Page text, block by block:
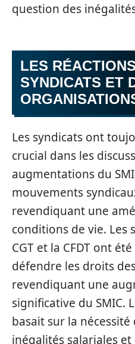
question des
LES
SYNDICATS ET
Les syndicats ont
crucial dans les
augmentations du
mouvements
revendiquant une
conditions de vie. Les
CGT et la CFDT ont
défendre les droits
revendiquant une
significative du SMIC.
basait sur la
inégalités salariales